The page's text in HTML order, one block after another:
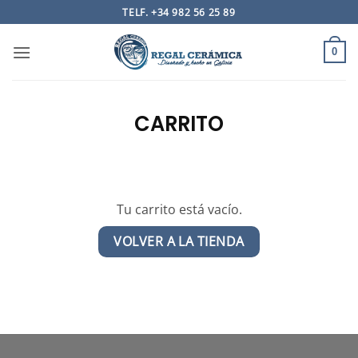
al
contenido
TELF. +34 982 56 25 89
0
CARRITO
Tu carrito está vacío.
VOLVER A LA TIENDA